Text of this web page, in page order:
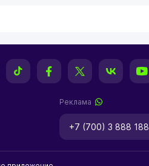
Реклама
+7 (700) 3 888 188